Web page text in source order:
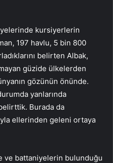
kursiyerlerin
197 havlu, 5 bin 800
belirten Albak,
güzide ülkelerden
gözünün önünde.
yanlarında
Burada da
ellerinden geleni ortaya
ve battaniyelerin bulunduğu